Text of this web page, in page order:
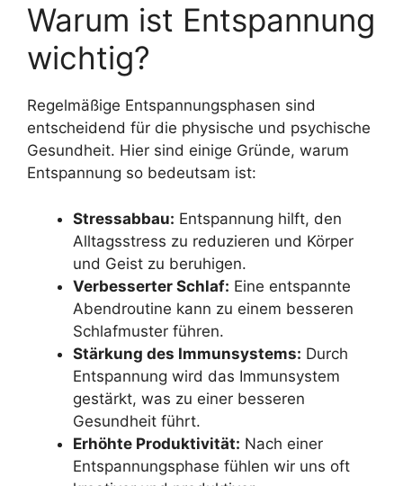
Warum ist Entspannung
wichtig?
Regelmäßige Entspannungsphasen sind
entscheidend für die physische und psychische
Gesundheit. Hier sind einige Gründe, warum
Entspannung so bedeutsam ist:
Stressabbau: Entspannung hilft, den
Alltagsstress zu reduzieren und Körper
und Geist zu beruhigen.
Verbesserter Schlaf: Eine entspannte
Abendroutine kann zu einem besseren
Schlafmuster führen.
Stärkung des Immunsystems: Durch
Entspannung wird das Immunsystem
gestärkt, was zu einer besseren
Gesundheit führt.
Erhöhte Produktivität: Nach einer
Entspannungsphase fühlen wir uns oft